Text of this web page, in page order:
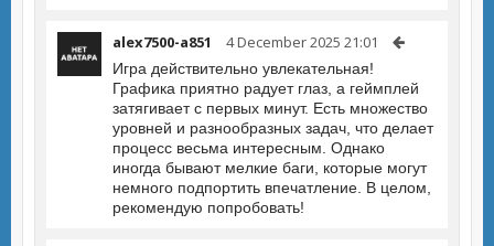
alex7500-a851 4 December 2025 21:01
Игра действительно увлекательная!
Графика приятно радует глаз, а геймплей
затягивает с первых минут. Есть множество
уровней и разнообразных задач, что делает
процесс весьма интересным. Однако
иногда бывают мелкие баги, которые могут
немного подпортить впечатление. В целом,
рекомендую попробовать!